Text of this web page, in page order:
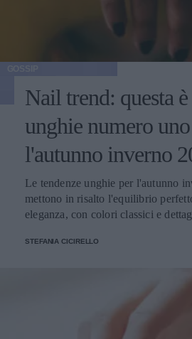
Nail trend: questa
unghie numero
l'autunno inverno
Le tendenze unghie per l'autunno
mettono in risalto l'equilibrio
eleganza, con colori classici e
STEFANIA CICIRELLO